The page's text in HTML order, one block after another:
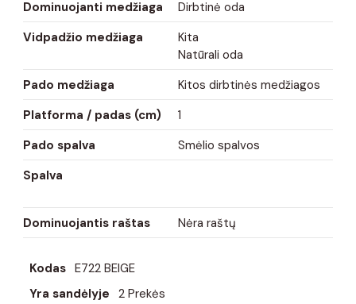
Dominuojanti medžiaga
Dirbtinė oda
Vidpadžio medžiaga
Kita
Natūrali oda
Pado medžiaga
Kitos dirbtinės medžiagos
Platforma / padas (cm)
1
Pado spalva
Smėlio spalvos
Spalva
Dominuojantis raštas Nėra raštų
Kodas E722 BEIGE
Yra sandėlyje 2 Prekės